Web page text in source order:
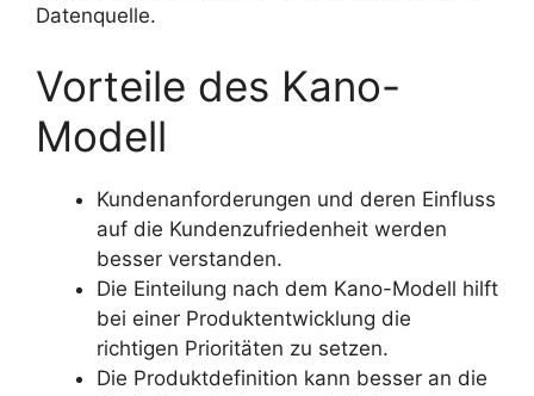
Datenquelle.
Vorteile des Kano-
Modell
Kundenanforderungen und deren Einfluss
auf die Kundenzufriedenheit werden
besser verstanden.
Die Einteilung nach dem Kano-Modell hilft
bei einer Produktentwicklung die
richtigen Prioritäten zu setzen.
Die Produktdefinition kann besser an die